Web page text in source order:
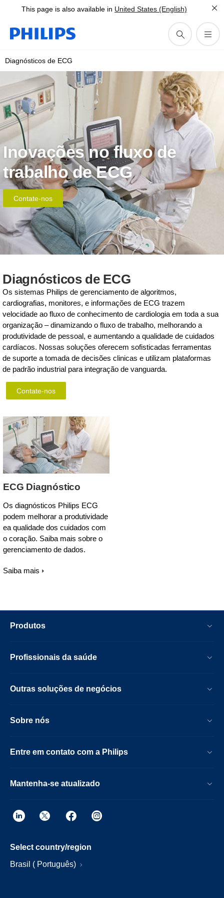
This page is also available in United States (English)
Diagnósticos de ECG
Inovações no fluxo de
trabalho de ECG
Contate-nos
Diagnósticos de ECG
Os sistemas Philips de gerenciamento de algoritmos,
cardiografias, monitores, e informações de ECG trazem
velocidade ao fluxo de conhecimento de cardiologia em toda a sua
organização – dinamizando o fluxo de trabalho, melhorando a
produtividade de pessoal, e aumentando a qualidade de cuidados
cardíacos. Nossas soluções oferecem sofisticadas ferramentas
de suporte a tomada de decisões clinicas e utilizam plataformas
de padrão industrial para integração de vanguarda.
Contate-nos
ECG Diagnóstico
Os diagnósticos Philips ECG
podem melhorar a produtividade
ea qualidade dos cuidados com
o coração. Saiba mais sobre o
gerenciamento de dados.
Saiba mais
Produtos
Profissionais da saúde
Outras soluções de negócios
Sobre nós
Entre em contato com a Philips
Mantenha-se atualizado
Select country/region
Brasil ( Português)